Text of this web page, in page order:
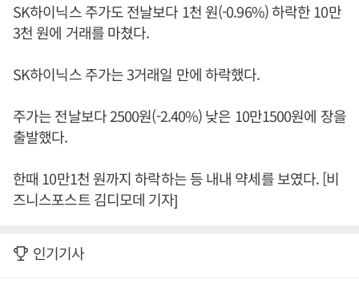
SK하이닉스 주가도 전날보다 1천 원(-0.96%) 하락한 10만
3천 원에 거래를 마쳤다.
SK하이닉스 주가는 3거래일 만에 하락했다.
주가는 전날보다 2500원(-2.40%) 낮은 10만1500원에 장을
출발했다.
한때 10만1천 원까지 하락하는 등 내내 약세를 보였다. [비
즈니스포스트 김디모데 기자]
인기기사